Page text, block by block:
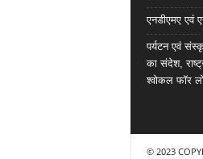
एनडीएमए एवं
पर्यटन एवं
का संदेश,
श्वोकल फॉर
© 2023